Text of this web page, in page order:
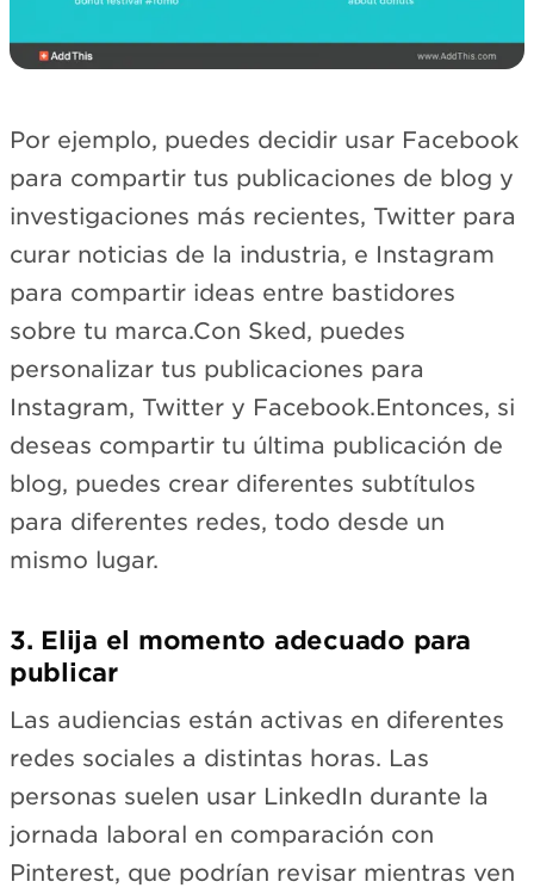
Por ejemplo, puedes decidir usar Facebook
para compartir tus publicaciones de blog y
investigaciones más recientes, Twitter para
curar noticias de la industria, e Instagram
para compartir ideas entre bastidores
sobre tu marca.Con Sked, puedes
personalizar tus publicaciones para
Instagram, Twitter y Facebook.Entonces, si
deseas compartir tu última publicación de
blog, puedes crear diferentes subtítulos
para diferentes redes, todo desde un
mismo lugar.
3. Elija el momento adecuado para
publicar
Las audiencias están activas en diferentes
redes sociales a distintas horas. Las
personas suelen usar LinkedIn durante la
jornada laboral en comparación con
Pinterest, que podrían revisar mientras ven